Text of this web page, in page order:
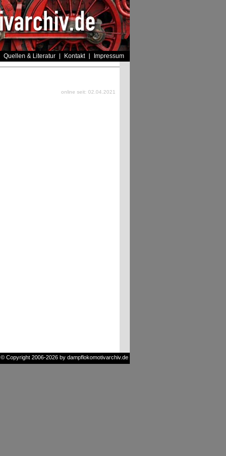
Quellen & Literatur Kontakt Impressum
online seit: 02.04.2021
© Copyright 2006-2026 by dampflokomotivarchiv.de